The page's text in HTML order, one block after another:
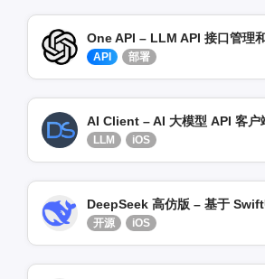
API 部署
AI Client – AI 大模型 API 客户
LLM iOS
开源 iOS